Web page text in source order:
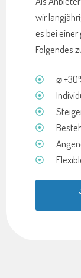
wir
es bei
Folgendes
⌀